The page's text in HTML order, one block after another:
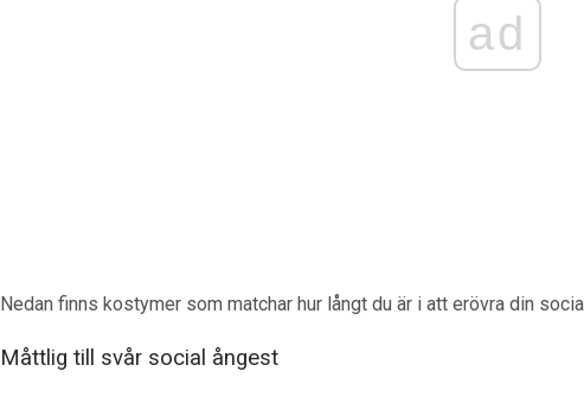
ad
Nedan finns kostymer som matchar hur långt du är i att erövra din
Måttlig till svår social ångest